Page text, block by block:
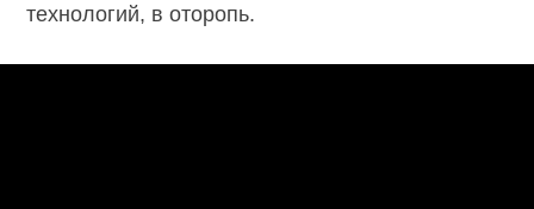
технологий, в оторопь.